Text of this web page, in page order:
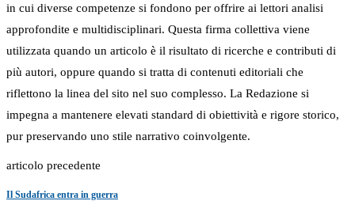
in cui diverse competenze si fondono per offrire ai lettori analisi
approfondite e multidisciplinari. Questa firma collettiva viene
utilizzata quando un articolo è il risultato di ricerche e contributi di
più autori, oppure quando si tratta di contenuti editoriali che
riflettono la linea del sito nel suo complesso. La Redazione si
impegna a mantenere elevati standard di obiettività e rigore storico,
pur preservando uno stile narrativo coinvolgente.
articolo precedente
Il Sudafrica entra in guerra